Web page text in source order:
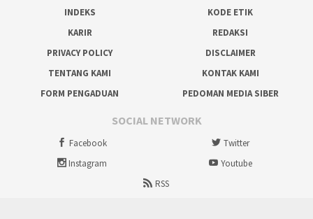
INDEKS
KODE ETIK
KARIR
REDAKSI
PRIVACY POLICY
DISCLAIMER
TENTANG KAMI
KONTAK KAMI
FORM PENGADUAN
PEDOMAN MEDIA SIBER
SOCIAL NETWORK
Facebook
Twitter
Instagram
Youtube
RSS